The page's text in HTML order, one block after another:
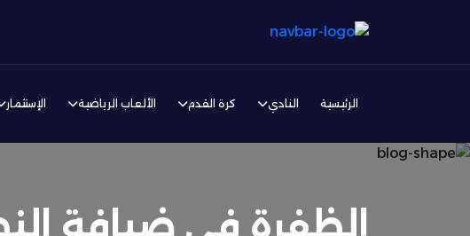
الرئيسية النادي كرة القدم الألعاب الرياضية الإستثمار
الظفرة في ضيافة